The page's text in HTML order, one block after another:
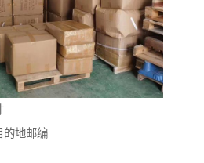
的地邮编